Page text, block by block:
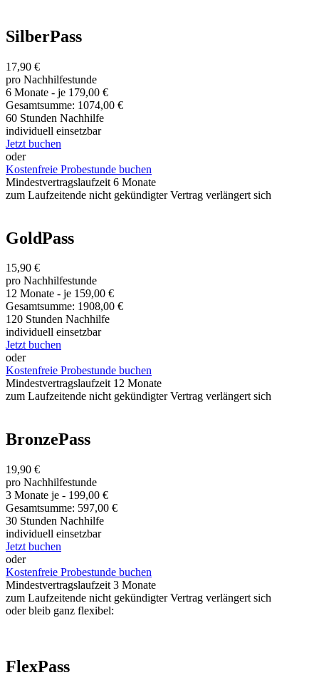
SilberPass
17,90 €
pro Nachhilfestunde
6 Monate - je 179,00 €
Gesamtsumme: 1074,00 €
60 Stunden Nachhilfe
individuell einsetzbar
Jetzt buchen
oder
Kostenfreie Probestunde buchen
Mindestvertragslaufzeit 6 Monate
zum Laufzeitende nicht gekündigter Vertrag verlängert sich
GoldPass
15,90 €
pro Nachhilfestunde
12 Monate - je 159,00 €
Gesamtsumme: 1908,00 €
120 Stunden Nachhilfe
individuell einsetzbar
Jetzt buchen
oder
Kostenfreie Probestunde buchen
Mindestvertragslaufzeit 12 Monate
zum Laufzeitende nicht gekündigter Vertrag verlängert sich
BronzePass
19,90 €
pro Nachhilfestunde
3 Monate je - 199,00 €
Gesamtsumme: 597,00 €
30 Stunden Nachhilfe
individuell einsetzbar
Jetzt buchen
oder
Kostenfreie Probestunde buchen
Mindestvertragslaufzeit 3 Monate
zum Laufzeitende nicht gekündigter Vertrag verlängert sich
oder bleib ganz flexibel:
FlexPass